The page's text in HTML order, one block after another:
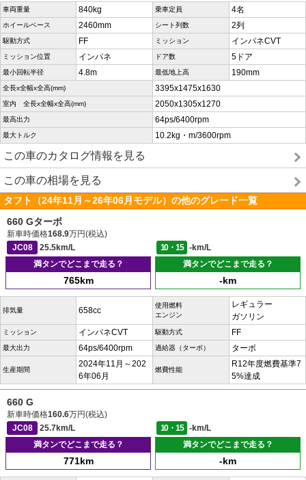
車両重量 840kg 乗車定員 4名
ホイールベース 2460mm シート列数 2列
駆動方式 FF ミッション インパネCVT
ミッション位置 インパネ ドア数 5ドア
最小回転半径 4.8m 最低地上高 190mm
全長x全幅x全高(mm) 3395x1475x1630
室内 全長x全幅x全高(mm) 2050x1305x1270
最高出力 64ps/6400rpm
最大トルク 10.2kg・m/3600rpm
この車のカタログ情報を見る
この車の相場を見る
タフト（24年11月～26年06月モデル）の他のグレード一覧
660 Gターボ
新車時価格168.9万円(税込)
JC08
25.5km/L 10・15
-km/L
満タンでどこまで走る？
765km
満タンでどこまで走る？
-km
排気量 658cc
使用燃料
エンジン
レギュラー
ガソリン
ミッション インパネCVT 駆動方式 FF
最大出力 64ps/6400rpm 過給器（ターボ） ターボ
生産期間
2024年11月～202
6年06月
燃費性能
R12年度燃費基準7
5%達成
660 G
新車時価格160.6万円(税込)
JC08
25.7km/L 10・15
-km/L
満タンでどこまで走る？
771km
満タンでどこまで走る？
-km